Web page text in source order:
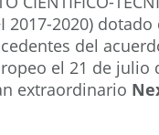
2017-2020)
del
el 21 de julio
extraordinario